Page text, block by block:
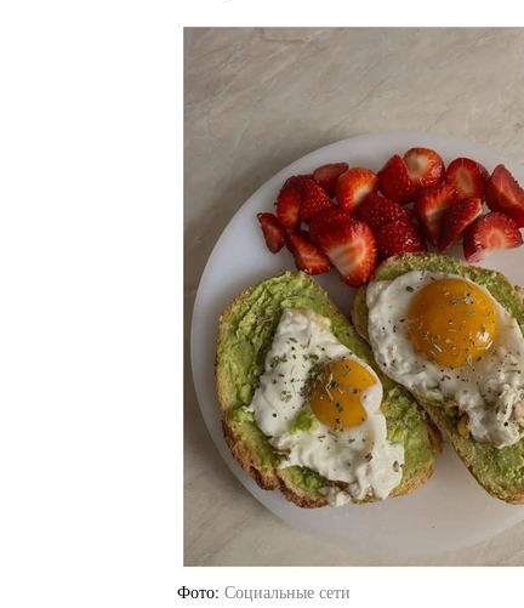
Фото Социальные сети